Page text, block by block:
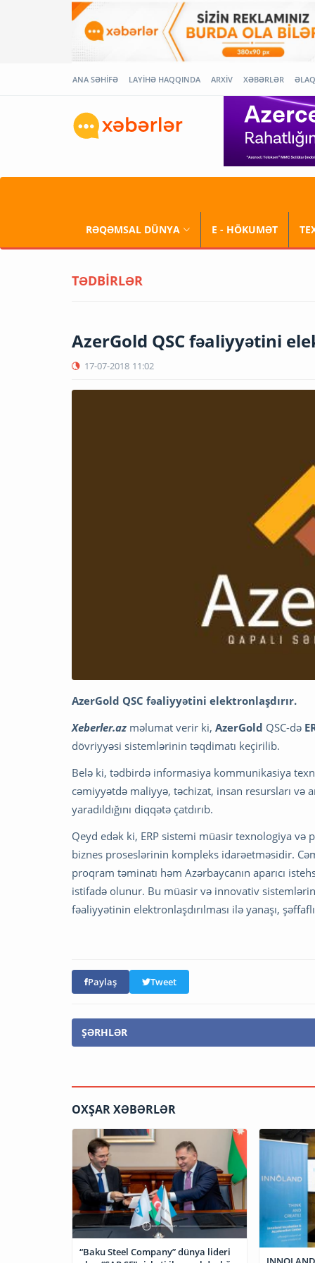
ANA SƏHİFƏ LAYİHƏ HAQQINDA ARXİV XƏBƏRLƏR
RƏQƏMSAL DÜNYA E - HÖKUMƏT
TƏDBİRLƏR
AzerGold QSC fəaliyyətini
17-07-2018 11:02
AzerGold QSC fəaliyyətini elektronlaşdırır.
Xeberler.az məlumat verir ki, AzerGold QSC-də
dövriyyəsi sistemlərinin təqdimatı keçirilib.
Belə ki, tədbirdə informasiya kommunikasiya
cəmiyyətdə maliyyə, təchizat, insan resursları
yaradıldığını diqqətə çatdırıb.
Qeyd edək ki, ERP sistemi müasir texnologiya və
biznes proseslərinin kompleks idarəetməsidir.
proqram təminatı həm Azərbaycanın aparıcı
istifadə olunur. Bu müasir və innovativ
fəaliyyətinin elektronlaşdırılması ilə yanaşı,
Paylaş Tweet
ŞƏRHLƏR
OXŞAR XƏBƏRLƏR
“Baku Steel Company” dünya lideri